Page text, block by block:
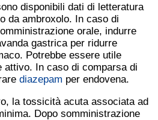
disponibili dati di letteratura
da ambroxolo. In caso di
orale, indurre
gastrica per ridurre
Potrebbe essere utile
attivo. In caso di comparsa di
diazepam per endovena.
la tossicità acuta associata ad
Dopo somministrazione